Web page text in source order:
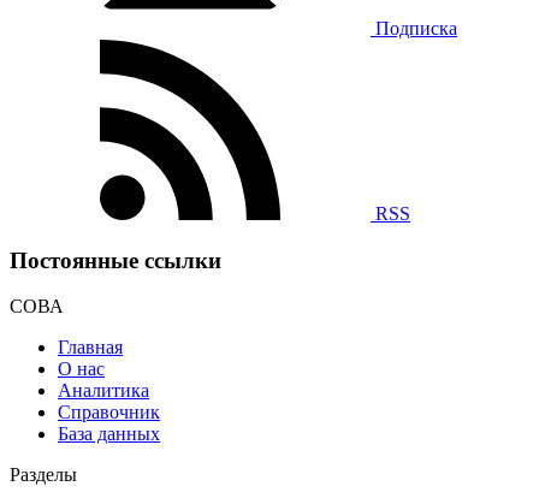
Подписка
RSS
Постоянные ссылки
СОВА
Главная
О нас
Аналитика
Справочник
База данных
Разделы